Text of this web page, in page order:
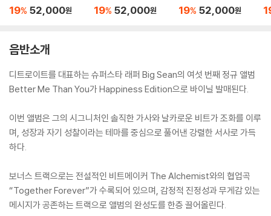
You (Focus Edition)
19% 52,000원
You [투명 컬러 LP]
19% 52,000원
You [레드 컬러 LP]
19% 52,000원
음반소개
디트로이트를 대표하는 슈퍼스타 래퍼 Big Sean의 여섯 번째 정규 앨범
Better Me Than You가 Happiness Edition으로 바이닐 발매된다.
이번 앨범은 그의 시그니처인 솔직한 가사와 날카로운 비트가 조화를 이루
며, 성장과 자기 성찰이라는 테마를 중심으로 풀어낸 강렬한 서사로 가득
하다.
보너스 트랙으로는 전설적인 비트메이커 The Alchemist와의 협업곡
“Together Forever”가 수록되어 있으며, 감정적 진정성과 무게감 있는
메시지가 공존하는 트랙으로 앨범의 완성도를 한층 끌어올린다.